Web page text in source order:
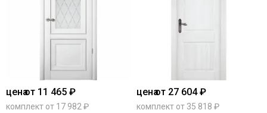
ценаот 11 465 ₽
комплект от 17 982 ₽
ценаот 27 604 ₽
комплект от 35 818 ₽